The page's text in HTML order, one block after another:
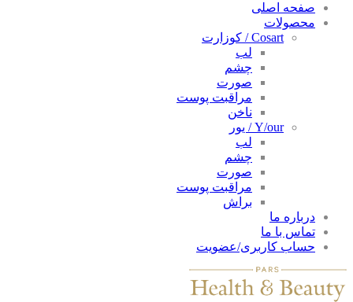
صفحه اصلی
محصولات
Cosart / کوزارت
لب
چشم
صورت
مراقبت پوست
ناخن
Y/our / یور
لب
چشم
صورت
مراقبت پوست
براش
درباره ما
تماس با ما
حساب کاربری/عضویت